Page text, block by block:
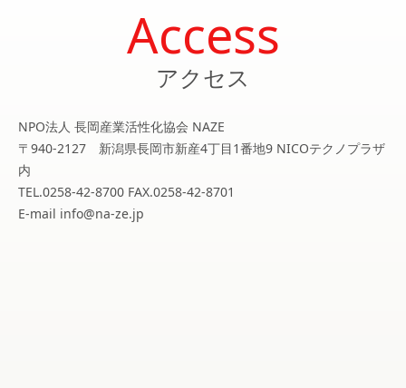
Access
アクセス
NPO法人 長岡産業活性化協会 NAZE
〒940-2127 新潟県長岡市新産4丁目1番地9 NICOテクノプラザ
内
TEL.0258-42-8700 FAX.0258-42-8701
E-mail info@na-ze.jp